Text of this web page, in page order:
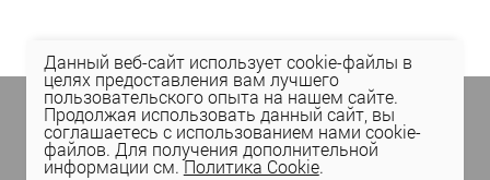
Подпишитесь на спецпредложенияв личном
кабинете Elema(email, viber) или
присоединяйтесь к нам в социальных сетях.
Данный веб-сайт использует cookie-файлы в
целях предоставления вам лучшего
пользовательского опыта на нашем сайте.
Продолжая использовать данный сайт, вы
соглашаетесь с использованием нами cookie-
файлов. Для получения дополнительной
информации см.Политика Cookie.